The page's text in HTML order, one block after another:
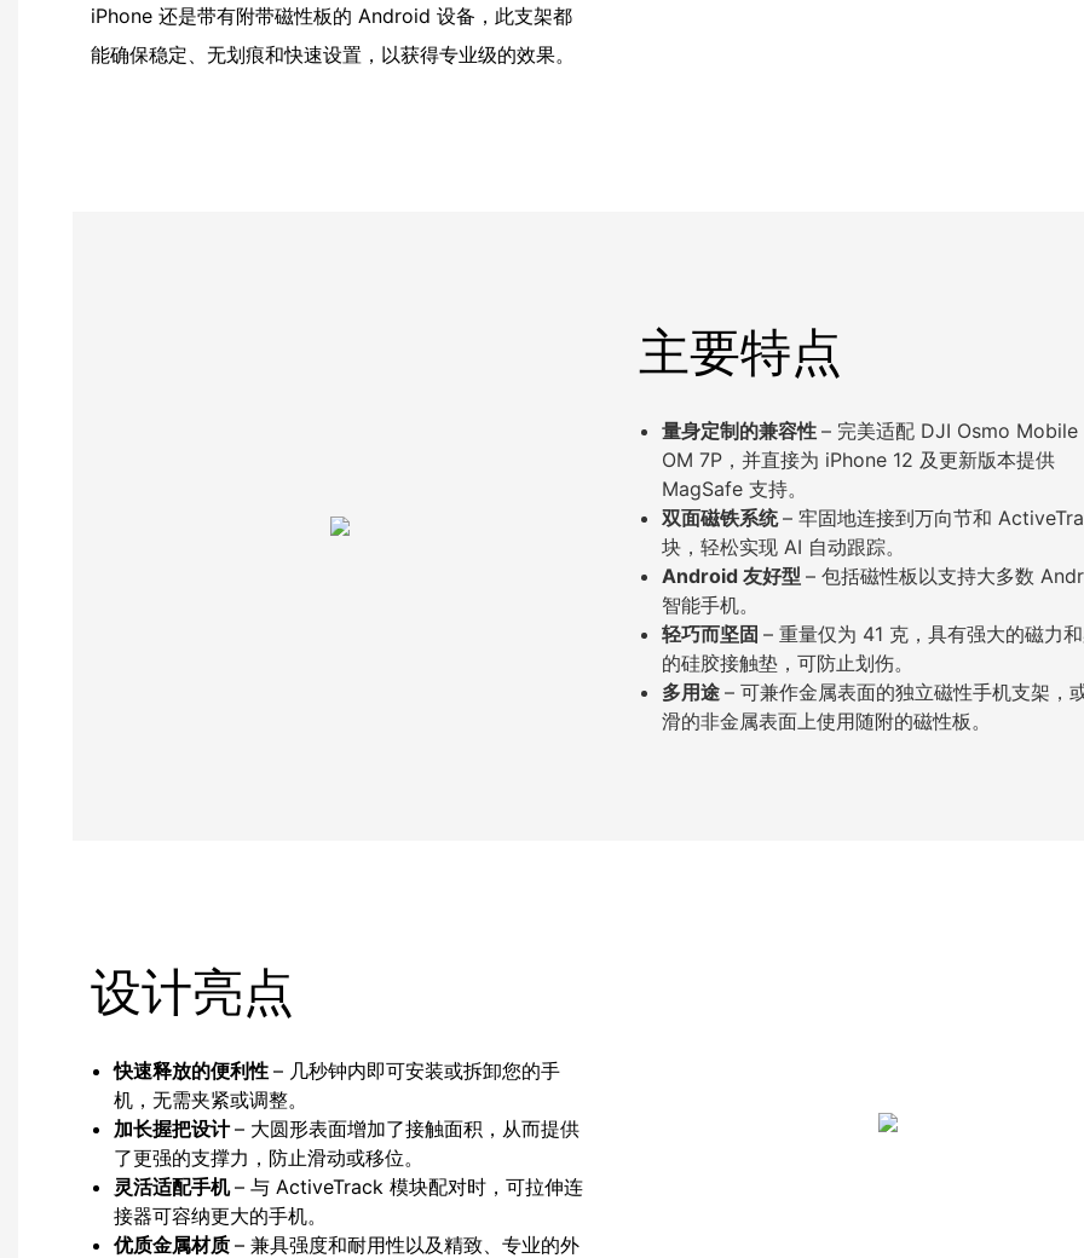
iPhone 还是带有附带磁性板的 Android 设备，此支架都
能确保稳定、无划痕和快速设置，以获得专业级的效果。
主要特点
量身定制的兼容性– 完美适配 DJI Osmo Mobile
OM 7P，并直接为 iPhone 12 及更新版本提供
MagSafe 支持。
双面磁铁系统– 牢固地连接到万向节和
块，轻松实现 AI 自动跟踪。
Android 友好型– 包括磁性板以支持大多数
智能手机。
轻巧而坚固– 重量仅为 41 克，具有强大的磁力
的硅胶接触垫，可防止划伤。
多用途– 可兼作金属表面的独立磁性手机支架，
滑的非金属表面上使用随附的磁性板。
设计亮点
快速释放的便利性– 几秒钟内即可安装或拆卸您的手
机，无需夹紧或调整。
加长握把设计– 大圆形表面增加了接触面积，从而提供
了更强的支撑力，防止滑动或移位。
灵活适配手机– 与 ActiveTrack 模块配对时，可拉伸连
接器可容纳更大的手机。
优质金属材质– 兼具强度和耐用性以及精致、专业的外